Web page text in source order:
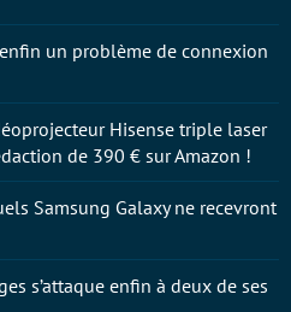
un problème de connexion
Hisense triple laser
de 390 € sur Amazon !
Samsung Galaxy ne recevront
s’attaque enfin à deux de ses